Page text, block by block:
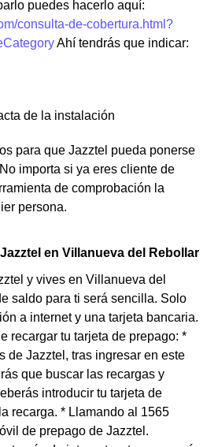
puedes hacerlo aquí:
consulta-de-cobertura.html?
Ahí tendrás que indicar:
de la instalación
para que Jazztel pueda ponerse
importa si ya eres cliente de
de comprobación la
persona.
en Villanueva del Rebollar
y vives en Villanueva del
saldo para ti será sencilla. Solo
a internet y una tarjeta bancaria.
recargar tu tarjeta de prepago: *
de Jazztel, tras ingresar en este
que buscar las recargas y
introducir tu tarjeta de
recarga. * Llamando al 1565
de prepago de Jazztel.